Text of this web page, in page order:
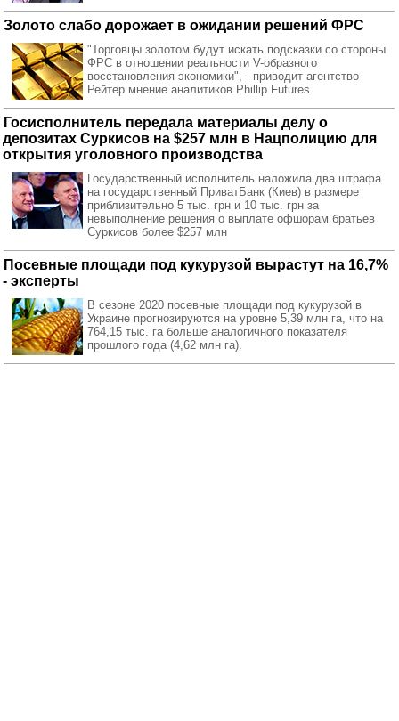
Золото слабо дорожает в ожидании решений ФРС
"Торговцы золотом будут искать подсказки со стороны
ФРС в отношении реальности V-образного
восстановления экономики", - приводит агентство
Рейтер мнение аналитиков Phillip Futures.
Госисполнитель передала материалы делу о
депозитах Суркисов на $257 млн в Нацполицию для
открытия уголовного производства
Государственный исполнитель наложила два штрафа
на государственный ПриватБанк (Киев) в размере
приблизительно 5 тыс. грн и 10 тыс. грн за
невыполнение решения о выплате офшорам братьев
Суркисов более $257 млн
Посевные площади под кукурузой вырастут на 16,7%
- эксперты
В сезоне 2020 посевные площади под кукурузой в
Украине прогнозируются на уровне 5,39 млн га, что на
764,15 тыс. га больше аналогичного показателя
прошлого года (4,62 млн га).